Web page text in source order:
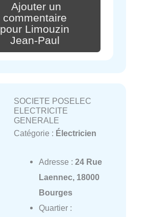
Ajouter un
commentaire
pour Limouzin
Jean-Paul
SOCIETE POSELEC
ELECTRICITE
GENERALE
Catégorie : Électricien
Adresse : 24 Rue
Laennec, 18000
Bourges
Quartier :